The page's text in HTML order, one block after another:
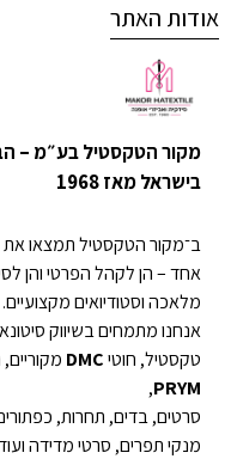
אודות האתר
מקור הטקסטיל בע״מ –
בישראל מאז 1968
ב־מקור הטקסטיל תמצאו את
אחד – הן לקהל הפרטי והן
מלאכה וסטודיואים מקצועיים.
אנחנו מתמחים בשיווק
טקסטיל, חוטיDMC מקוריים,
PRYM
,
סרטים, בדים, תחרות,
מנקי תפרים, סרטי מדידה